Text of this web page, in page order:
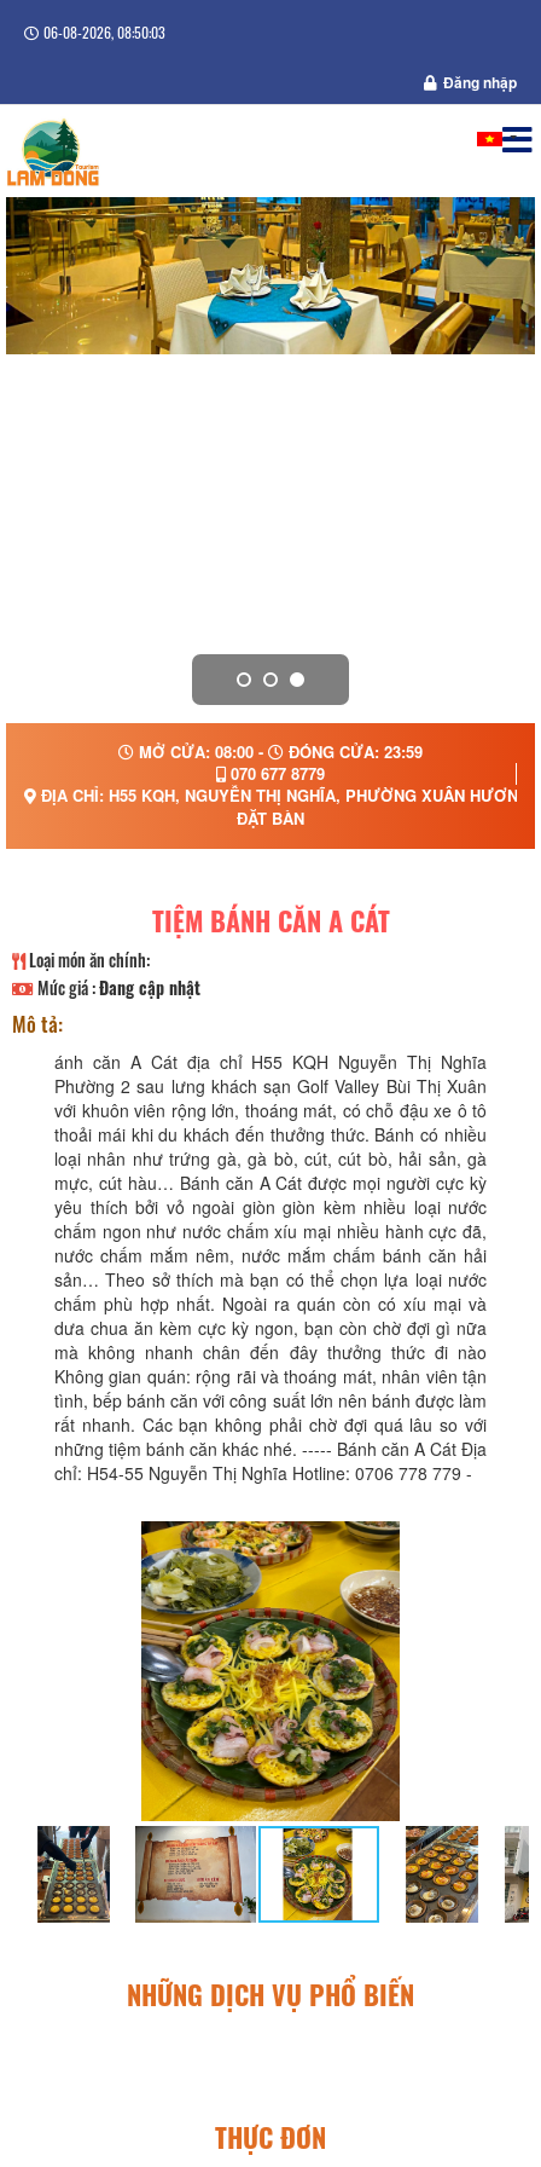
06-08-2026, 08:50:03
Đăng nhập
MỞ CỬA: 08:00 -
ĐÓNG CỬA: 23:59
070 677 8779
ĐỊA CHỈ: H55 KQH, NGUYỄN THỊ NGHĨA, PHƯỜNG XUÂN HƯƠNG
ĐẶT BÀN
TIỆM BÁNH CĂN A CÁT
Loại món ăn chính:
Mức giá :Đang cập nhật
Mô tả:
ánh căn A Cát địa chỉ H55 KQH Nguyễn Thị Nghĩa
Phường 2 sau lưng khách sạn Golf Valley Bùi Thị Xuân
với khuôn viên rộng lớn, thoáng mát, có chỗ đậu xe ô tô
thoải mái khi du khách đến thưởng thức. Bánh có nhiều
loại nhân như trứng gà, gà bò, cút, cút bò, hải sản, gà
mực, cút hàu… Bánh căn A Cát được mọi người cực kỳ
yêu thích bởi vỏ ngoài giòn giòn kèm nhiều loại nước
chấm ngon như nước chấm xíu mại nhiều hành cực đã,
nước chấm mắm nêm, nước mắm chấm bánh căn hải
sản… Theo sở thích mà bạn có thể chọn lựa loại nước
chấm phù hợp nhất. Ngoài ra quán còn có xíu mại và
dưa chua ăn kèm cực kỳ ngon, bạn còn chờ đợi gì nữa
mà không nhanh chân đến đây thưởng thức đi nào
Không gian quán: rộng rãi và thoáng mát, nhân viên tận
tình, bếp bánh căn với công suất lớn nên bánh được làm
rất nhanh. Các bạn không phải chờ đợi quá lâu so với
những tiệm bánh căn khác nhé. ----- Bánh căn A Cát Địa
chỉ: H54-55 Nguyễn Thị Nghĩa Hotline: 0706 778 779 -
NHỮNG DỊCH VỤ PHỔ BIẾN
THỰC ĐƠN